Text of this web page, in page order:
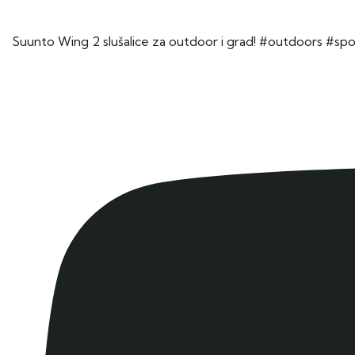
Suunto Wing 2 slušalice za outdoor i grad! #outdoors